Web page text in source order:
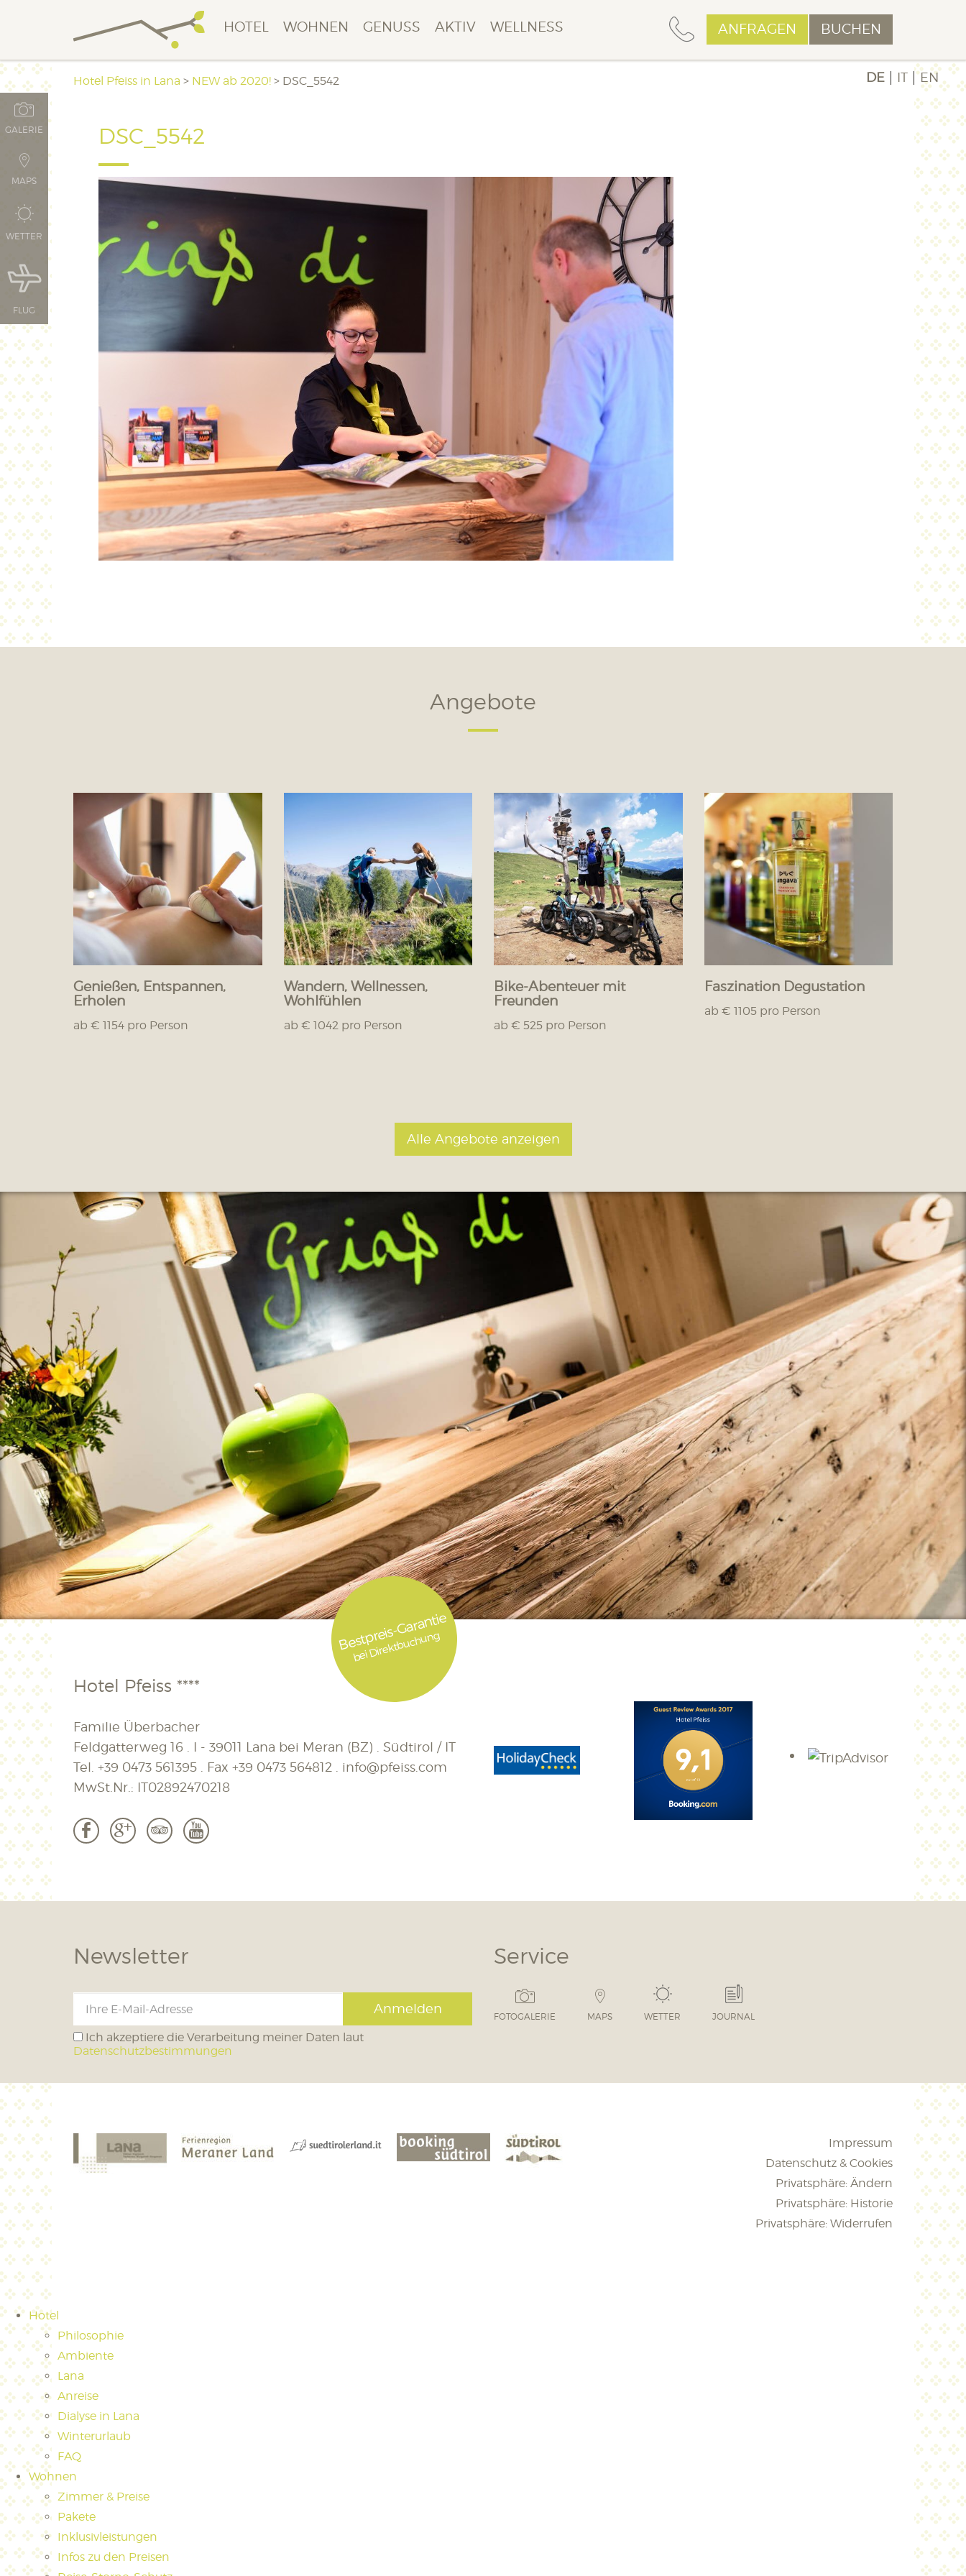
HOTEL WOHNEN GENUSS AKTIV WELLNESS ANFRAGEN BUCHEN
DE IT EN
Hotel Pfeiss in Lana > NEW ab 2020! > DSC_5542
DSC_5542
Angebote
Genießen, Entspannen,
Erholen
ab € 1154 pro Person
Wandern, Wellnessen,
Wohlfühlen
ab € 1042 pro Person
Bike-Abenteuer mit
Freunden
ab € 525 pro Person
Faszination Degustation
ab € 1105 pro Person
Alle Angebote anzeigen
Hotel Pfeiss ****
Familie Überbacher
Feldgatterweg 16 . I - 39011 Lana bei Meran (BZ) . Südtirol / IT
Tel. +39 0473 561395 . Fax +39 0473 564812
info@pfeiss.com
MwSt.Nr.: IT02892470218
b c 3 r
Bestpreis-Garantie
bei Direktbuchung
Newsletter
Anmelden
Ich akzeptiere die Verarbeitung meiner Daten laut
Datenschutzbestimmungen
Service
FOTOGALERIE MAPS WETTER JOURNAL
Impressum
Datenschutz & Cookies
Privatsphäre: Ändern
Privatsphäre: Historie
Privatsphäre: Widerrufen
GALERIE
MAPS
WETTER
FLUG
Hotel
Philosophie
Ambiente
Lana
Anreise
Dialyse in Lana
Winterurlaub
FAQ
Wohnen
Zimmer & Preise
Pakete
Inklusivleistungen
Infos zu den Preisen